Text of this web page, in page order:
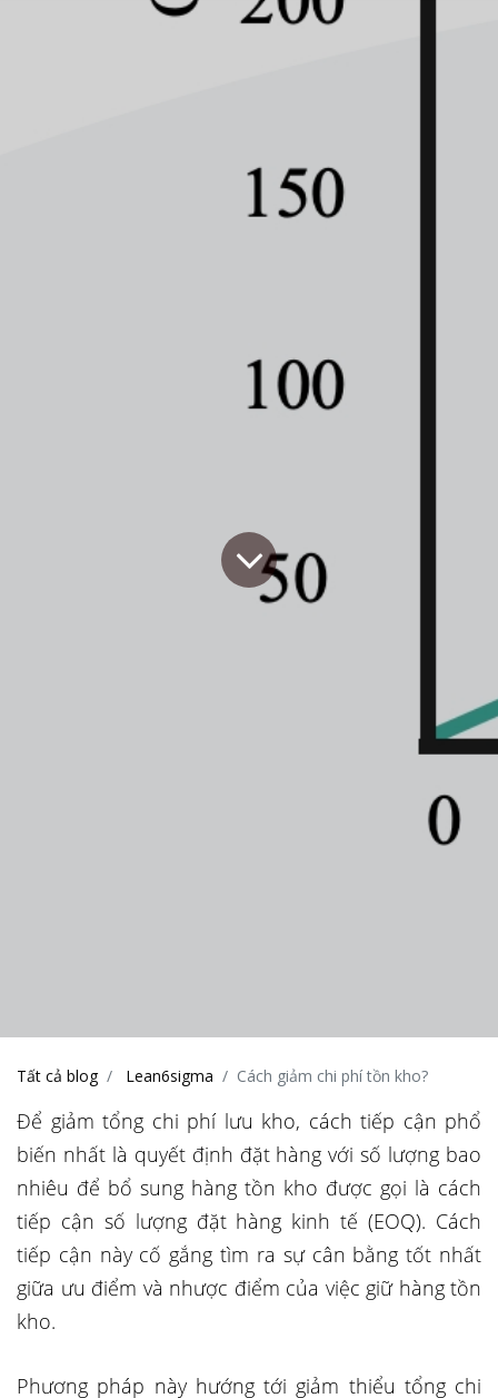
Tất cả blog Lean6sigma Cách giảm chi phí tồn kho?
Để giảm tổng chi phí lưu kho, cách tiếp cận phổ
biến nhất là quyết định đặt hàng với số lượng bao
nhiêu để bổ sung hàng tồn kho được gọi là cách
tiếp cận số lượng đặt hàng kinh tế (EOQ). Cách
tiếp cận này cố gắng tìm ra sự cân bằng tốt nhất
giữa ưu điểm và nhược điểm của việc giữ hàng tồn
kho.
Phương pháp này hướng tới giảm thiểu tổng chi